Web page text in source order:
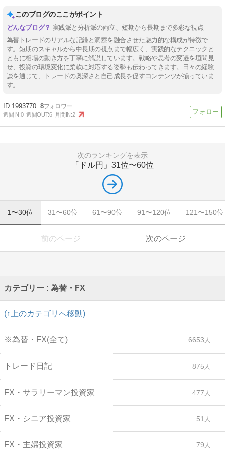
このブログのここがポイント
実践派と分析派の両立、短期から長期まで多彩な視点
為替トレードのリアルな記録と洞察を融合させた魅力的な構成が特徴で
す。短期のスキャルから中長期の視点まで幅広く、実践的なテクニックと
ともに相場の動き方を丁寧に解説しています。戦略や思考の変遷を垣間見
せ、投資の環境変化に柔軟に対応する姿勢も伝わってきます。日々の経験
談を通じて、トレードの奥深さと自己成長を促すコンテンツが揃っていま
す。
1993770 8
週間IN:0 週間OUT:6 月間IN:2
次のランキングを表示
「ドル円」 31位〜60位
1〜30位 31〜60位 61〜90位 91〜120位 121〜150位
前のページ 次のページ
カテゴリー : 為替・FX
(↑上のカテゴリへ移動)
※為替・FX(全て) 6653
トレード日記 875
FX・サラリーマン投資家 477
FX・シニア投資家 51
FX・主婦投資家 79